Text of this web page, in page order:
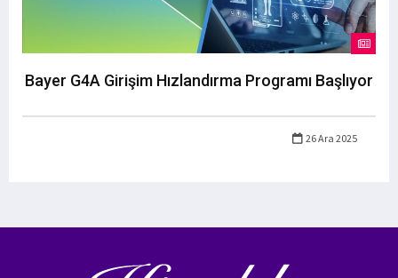
Bayer G4A Girişim Hızlandırma Programı Başlıyor
26 Ara 2025